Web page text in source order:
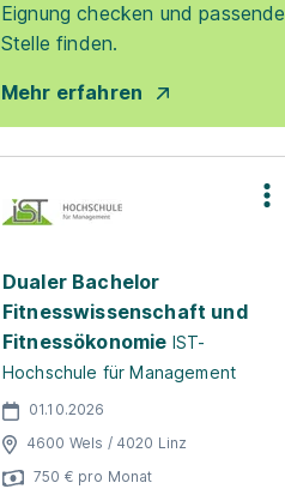
Eignung checken und passende
Stelle finden.
Mehr erfahren
Dualer Bachelor
Fitnesswissenschaft und
Fitnessökonomie IST-
Hochschule für Management
01.10.2026
4600 Wels / 4020 Linz
750 € pro Monat